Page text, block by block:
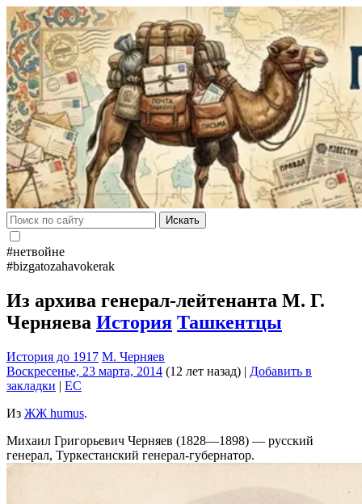
Искать
#нетвойне
#bizgatozahavokerak
Из архива генерал-лейтенанта М. Г.
Черняева История Ташкентцы
История до 1917 М. Черняев
Воскресенье, 23 марта, 2014 (12 лет назад) | Добавить в
закладки | EC
Из ЖЖ humus.
Михаил Григорьевич Черняев (1828—1898) — русский
генерал, Туркестанский генерал-губернатор.